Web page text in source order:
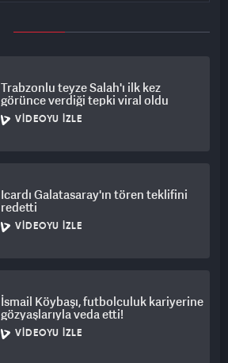
Trabzonlu teyze Salah'ı ilk kez
görünce verdiği tepki viral oldu
VIDEOYU İZLE
Icardı Galatasaray'ın tören teklifini
redetti
VIDEOYU İZLE
İsmail Köybaşı, futbolculuk kariyerine
gözyaşlarıyla veda etti!
VIDEOYU İZLE